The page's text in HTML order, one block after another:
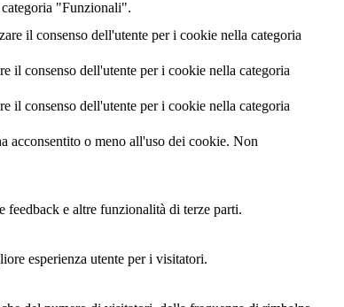
"Funzionali".
il consenso dell'utente per i cookie nella categoria
il consenso dell'utente per i cookie nella categoria
il consenso dell'utente per i cookie nella categoria
acconsentito o meno all'uso dei cookie. Non
e altre funzionalità di terze parti.
esperienza utente per i visitatori.